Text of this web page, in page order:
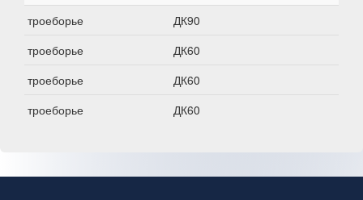
троеборье
ДК90
троеборье
ДК60
троеборье
ДК60
троеборье
ДК60